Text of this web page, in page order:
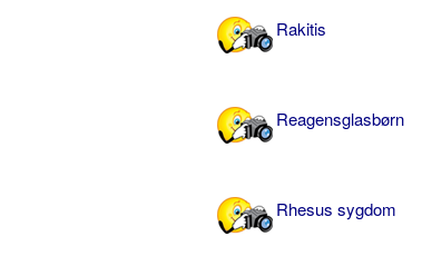
Rakitis
Reagensglasbørn
Rhesus sygdom